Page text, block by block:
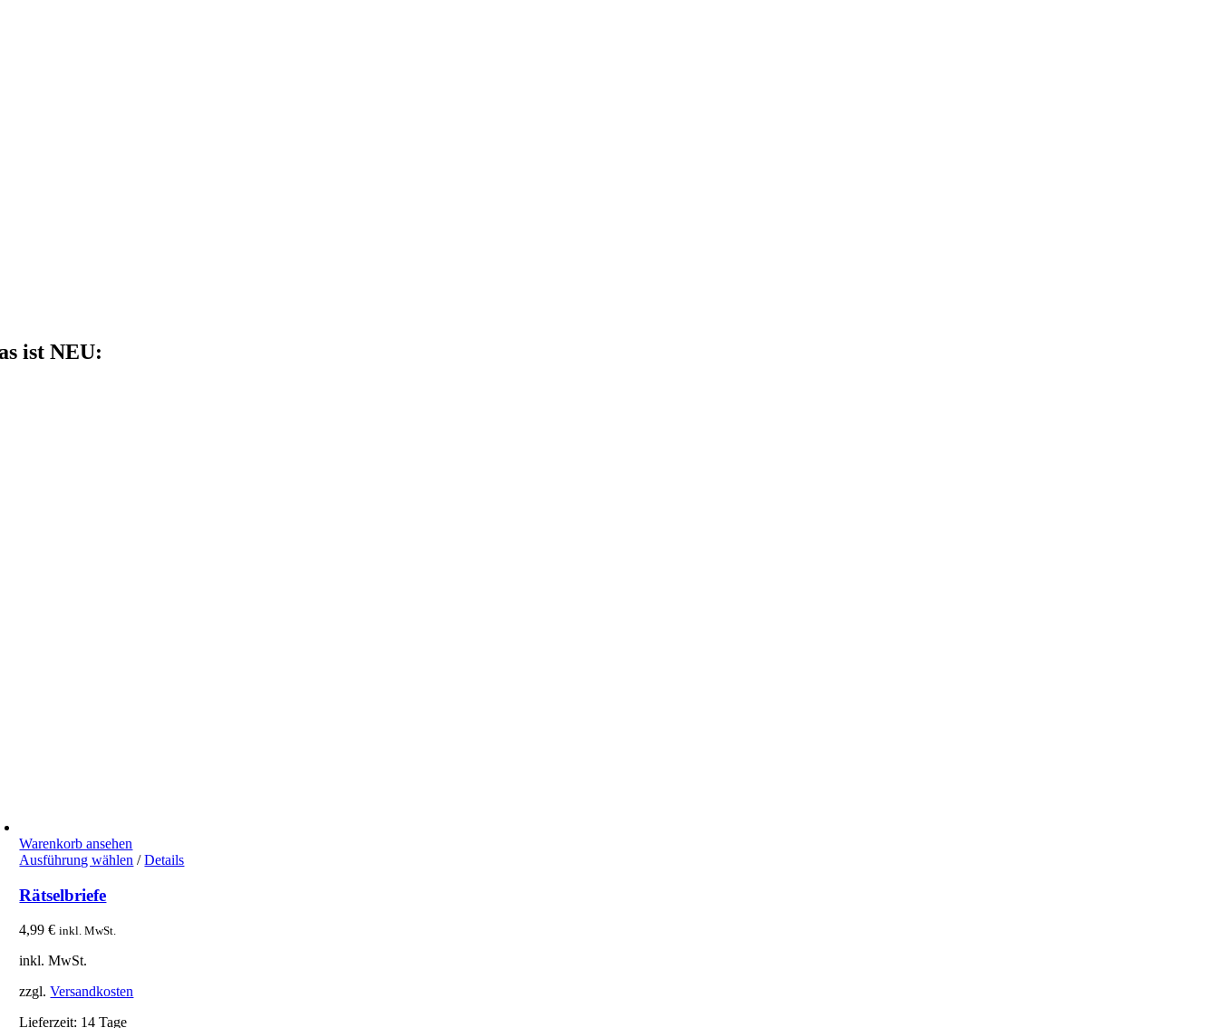
ist NEU:
Warenkorb ansehen
Ausführung wählen Dieses
/ Details
Rätselbriefe
4,99€ inkl. MwSt.
inkl. MwSt.
zzgl.Versandkosten
Lieferzeit: 14 Tage